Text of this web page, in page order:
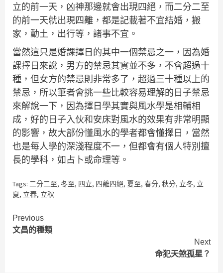
立的前一天，凶神那邊就會出現四絕，而二分二至
的前一天就出現四離，都是記載著不宜結婚，搬
家，動土，出行等，諸事不宜。
當然這只是婚課擇日的其中一個禁忌之一，因為婚
課擇日來說，男方的禁忌其實並不多，不會超過十
種，但女方的禁忌則非常多了，超過三十種以上的
禁忌，所以筆者會挑一些比較容易理解的日子禁忌
來解說一下，因為擇日學其實與風水學是相輔相
成，好的日子入伙和安床對風水的效果有非常明顯
的影響，故大部份懂風水的學者都會懂擇日，當然
也是每人學的深淺程度不一，但都會有個人特別擅
長的學科，如占卜或命理等。
Tags: 二分二至, 冬至, 四立, 四離四絕, 夏至, 春分, 秋分, 立冬, 立
夏, 立春, 立秋
Continue
Reading
Previous
文昌的種類
Next
命犯天煞孤星？